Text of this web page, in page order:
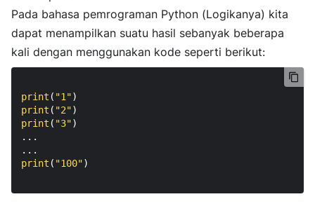
Pada bahasa pemrograman Python (Logikanya) kita
dapat menampilkan suatu hasil sebanyak beberapa
kali dengan menggunakan kode seperti berikut:
print ( "1"
print ( "2"
print ( "3")
...
print ( "100")